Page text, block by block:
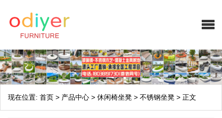
现在位置: 首页 > 产品中心 > 休闲椅坐凳 > 不锈钢坐凳 > 正文